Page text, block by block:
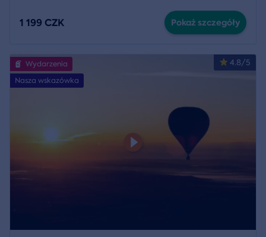
1 199 CZK Pokaż szczegóły
4.8/5
Wydarzenia
Nasza wskazówka